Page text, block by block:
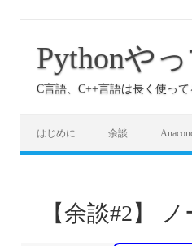
Pythonや
C言語、C++言語は長く使って
はじめに 余談
【余談#2】